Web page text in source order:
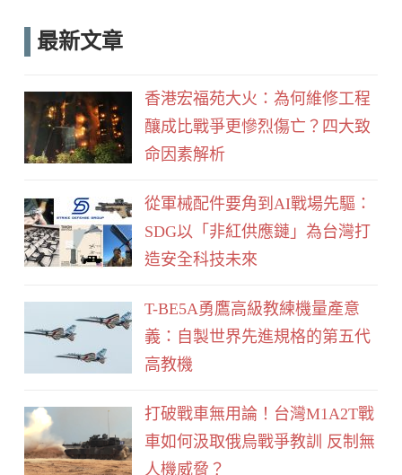
c
o
k
e
最新文章
香港宏福苑大火：為何維修工程
釀成比戰爭更慘烈傷亡？四大致
命因素解析
從軍械配件要角到AI戰場先驅：
SDG以「非紅供應鏈」為台灣打
造安全科技未來
T-BE5A勇鷹高級教練機量產意
義：自製世界先進規格的第五代
高教機
打破戰車無用論！台灣M1A2T戰
車如何汲取俄烏戰爭教訓 反制無
人機威脅？